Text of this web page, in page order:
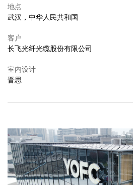
地点
武汉，中华人民共和国
客户
长飞光纤光缆股份有限公司
室内设计
晋思